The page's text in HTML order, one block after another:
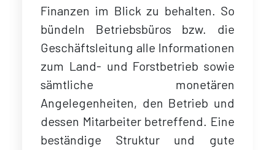
Finanzen im Blick zu behalten. So
bündeln Betriebsbüros bzw. die
Geschäftsleitung alle Informationen
zum Land- und Forstbetrieb sowie
sämtliche monetären
Angelegenheiten, den Betrieb und
dessen Mitarbeiter betreffend. Eine
beständige Struktur und gute